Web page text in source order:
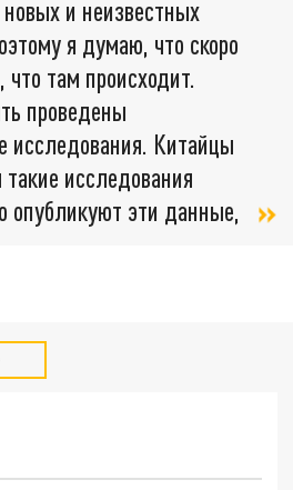
и неизвестных
я думаю, что скоро
там происходит.
проведены
исследования. Китайцы
исследования
опубликуют эти данные,